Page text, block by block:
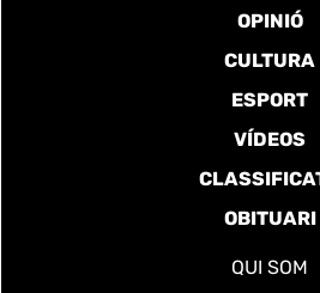
OPINIÓ
CULTURA
ESPORT
VÍDEOS
OBITUARI
QUI SOM